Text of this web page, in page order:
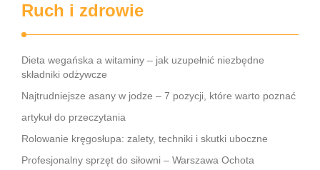
Ruch i zdrowie
Dieta wegańska a witaminy – jak uzupełnić niezbędne
składniki odżywcze
Najtrudniejsze asany w jodze – 7 pozycji, które warto poznać
artykuł do przeczytania
Rolowanie kręgosłupa: zalety, techniki i skutki uboczne
Profesjonalny sprzęt do siłowni – Warszawa Ochota